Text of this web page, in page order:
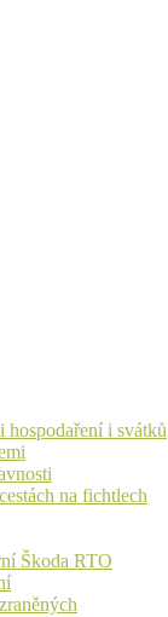
i svátků
na fichtlech
Škoda RTO